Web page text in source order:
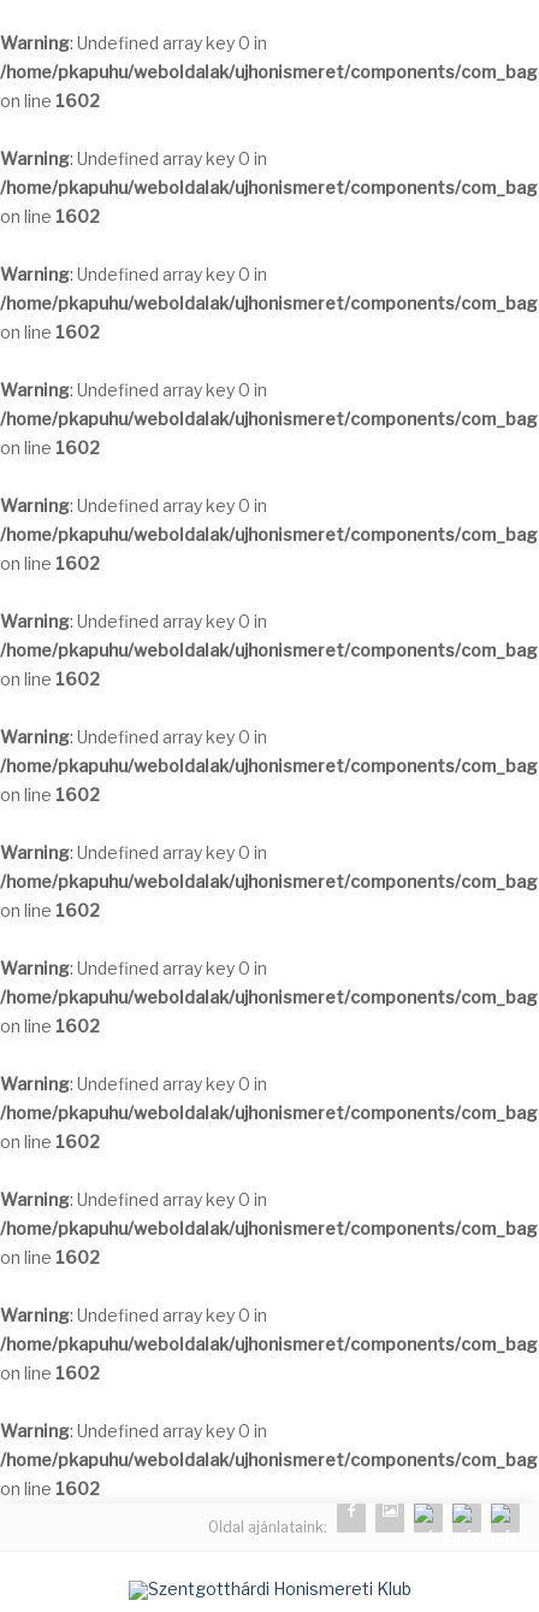
Warning: Undefined array key 0 in
/home/pkapuhu/weboldalak/ujhonismeret/components/
on line 1602
Warning: Undefined array key 0 in
/home/pkapuhu/weboldalak/ujhonismeret/components/
on line 1602
Warning: Undefined array key 0 in
/home/pkapuhu/weboldalak/ujhonismeret/components/
on line 1602
Warning: Undefined array key 0 in
/home/pkapuhu/weboldalak/ujhonismeret/components/
on line 1602
Warning: Undefined array key 0 in
/home/pkapuhu/weboldalak/ujhonismeret/components/
on line 1602
Warning: Undefined array key 0 in
/home/pkapuhu/weboldalak/ujhonismeret/components/
on line 1602
Warning: Undefined array key 0 in
/home/pkapuhu/weboldalak/ujhonismeret/components/
on line 1602
Warning: Undefined array key 0 in
/home/pkapuhu/weboldalak/ujhonismeret/components/
on line 1602
Warning: Undefined array key 0 in
/home/pkapuhu/weboldalak/ujhonismeret/components/
on line 1602
Warning: Undefined array key 0 in
/home/pkapuhu/weboldalak/ujhonismeret/components/
on line 1602
Warning: Undefined array key 0 in
/home/pkapuhu/weboldalak/ujhonismeret/components/
on line 1602
Warning: Undefined array key 0 in
/home/pkapuhu/weboldalak/ujhonismeret/components/
on line 1602
Warning: Undefined array key 0 in
/home/pkapuhu/weboldalak/ujhonismeret/components/
on line 1602
Oldal ajánlataink: